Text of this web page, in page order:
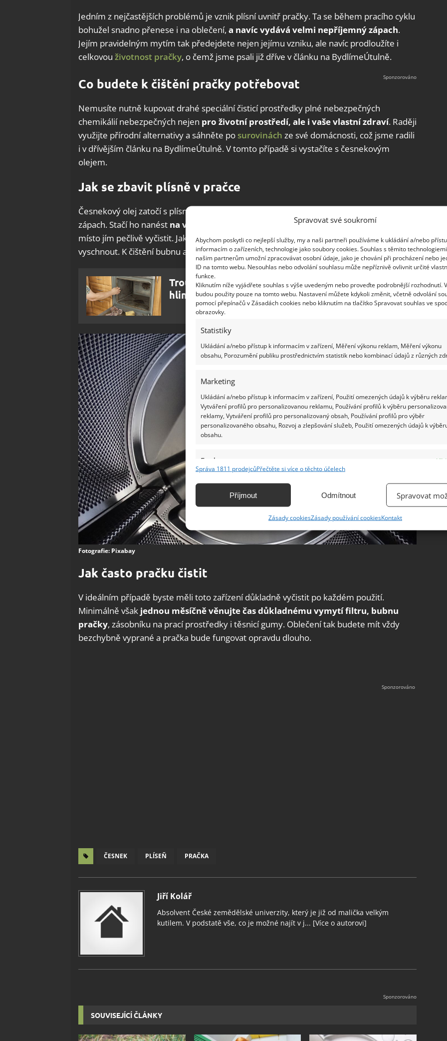
Spravovat své soukromí
Abychom poskytli co nejlepší služby, my a naši partneři používáme k ukládání a/nebo
informacím o zařízeních, technologie jako soubory cookies. Souhlas s těmito
našim partnerům umožní zpracovávat osobní údaje, jako je chování při procházení nebo
ID na tomto webu. Nesouhlas nebo odvolání souhlasu může nepříznivě ovlivnit určité
funkce.
Kliknutím níže vyjádřete souhlas s výše uvedeným nebo proveďte podrobnější rozhodnutí.
budou použity pouze na tomto webu. Nastavení můžete kdykoli změnit, včetně odvolání
pomocí přepínačů v Zásadách cookies nebo kliknutím na tlačítko Spravovat souhlas ve
obrazovky.
Statistiky
Ukládání a/nebo přístup k informacím v zařízení, Měření výkonu reklam, Měření výkonu
obsahu, Porozumění publiku prostřednictvím statistik nebo kombinací údajů z různých
Marketing
Ukládání a/nebo přístup k informacím v zařízení, Použití omezených údajů k výběru
Vytváření profilů pro personalizovanou reklamu, Používání profilů k výběru
reklamy, Vytváření profilů pro personalizovaný obsah, Používání profilů pro výběr
personalizovaného obsahu, Rozvoj a zlepšování služeb, Použití omezených údajů k
obsahu.
Funkce
Identifikace zařízení na základě automaticky přenášených informací.
základě aktivně vyžádaných informací.
Ukládání a sdělování voleb ochrany osobních údajů.
Správa 1811 prodejcůPřečtěte si více o těchto účelech
Příjmout Odmítnout Spravovat
Zásady cookiesZásady používání cookiesKontakt
Jedním z nejčastějších problémů je vznik plísní uvnitř pračky. Ta se během pracího cyklu
bohužel snadno přenese i na oblečení, a navíc vydává velmi nepříjemný zápach.
Jejím pravidelným mytím tak předejdete nejen jejímu vzniku, ale navíc prodloužíte i
celkovou životnost pračky, o čemž jsme psali již dříve v článku na BydlímeÚtulně.
Co budete k čištění pračky potřebovat
Nemusíte nutně kupovat drahé speciální čisticí prostředky plné nebezpečných
chemikálií nebezpečných nejen pro životní prostředí, ale i vaše vlastní zdraví. Raději
využijte přírodní alternativy a sáhněte po surovinách ze své domácnosti, což jsme radili
i v dřívějším článku na BydlímeÚtulně. V tomto případě si vystačíte s česnekovým
olejem.
Jak se zbavit plísně v pračce
Česnekový olej zatočí s plísní uvnitř spotřebiče, a navíc dokáže neutralizovat nepříjemný
zápach. Stačí ho nanést na vatový tamponek nebo papírový ubrouseka postižené
místo jím pečlivě vyčistit. Jakmile máte hotovo, nechte těsnění pračky důkladně
vyschnout. K čištění bubnu a filtru je vhodné využít jedlou sodu nebo ocet.
Trouba bude zářit čistotou díky domácí metodě s
hliníkovou fólií, která ušetří peníze za chemikálie
Fotografie: Pixabay
Jak často pračku čistit
V ideálním případě byste měli toto zařízení důkladně vyčistit po každém použití.
Minimálně však jednou měsíčně věnujte čas důkladnému vymytí filtru, bubnu
pračky, zásobníku na prací prostředky i těsnicí gumy. Oblečení tak budete mít vždy
bezchybně vyprané a pračka bude fungovat opravdu dlouho.
ČESNEK PLÍSEŇ PRAČKA
Jiří Kolář
Absolvent České zemědělské univerzity, který je již od malička velkým
kutilem. V podstatě vše, co je možné najít v j... [Více o autorovi]
SOUVISEJÍCÍ ČLÁNKY